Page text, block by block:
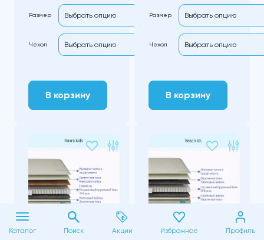
Размер
Чехол
В корзину
Размер
Чехол
В корзину
Каталог Поиск Акции Избранное Профиль